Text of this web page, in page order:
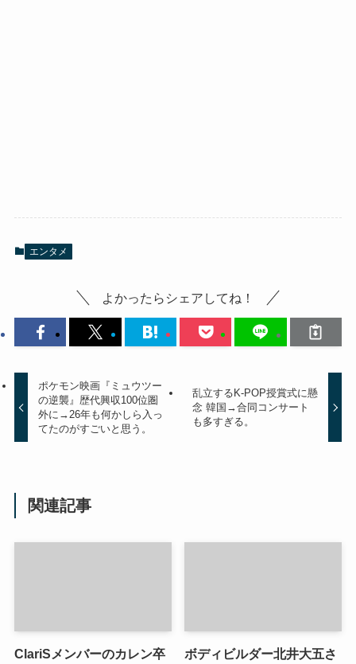
エンタメ
よかったらシェアしてね！
ポケモン映画『ミュウツー
の逆襲』歴代興収100位圏
外に→26年も何かしら入っ
てたのがすごいと思う。
乱立するK-POP授賞式に懸
念 韓国→合同コンサート
も多すぎる。
関連記事
ClariSメンバーのカレン卒
ボディビルダー北井大五さ